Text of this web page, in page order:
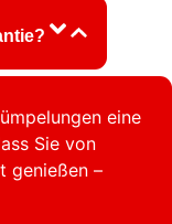
eine
Sie von
genießen –